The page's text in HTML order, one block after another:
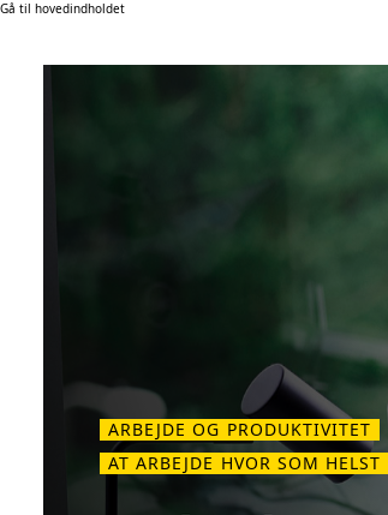
Gå til hovedindholdet
ARBEJDE OG PRODUKTIVITET
AT ARBEJDE HVOR SOM HELST